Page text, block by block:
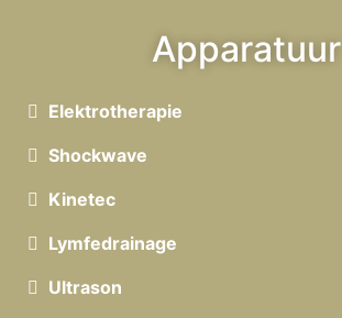
Apparatuur
Elektrotherapie
Shockwave
Kinetec
Lymfedrainage
Ultrason